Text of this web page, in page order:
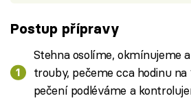
Postup přípravy
Stehna osolíme, okmínujeme
trouby, pečeme cca hodinu na
pečení podléváme a